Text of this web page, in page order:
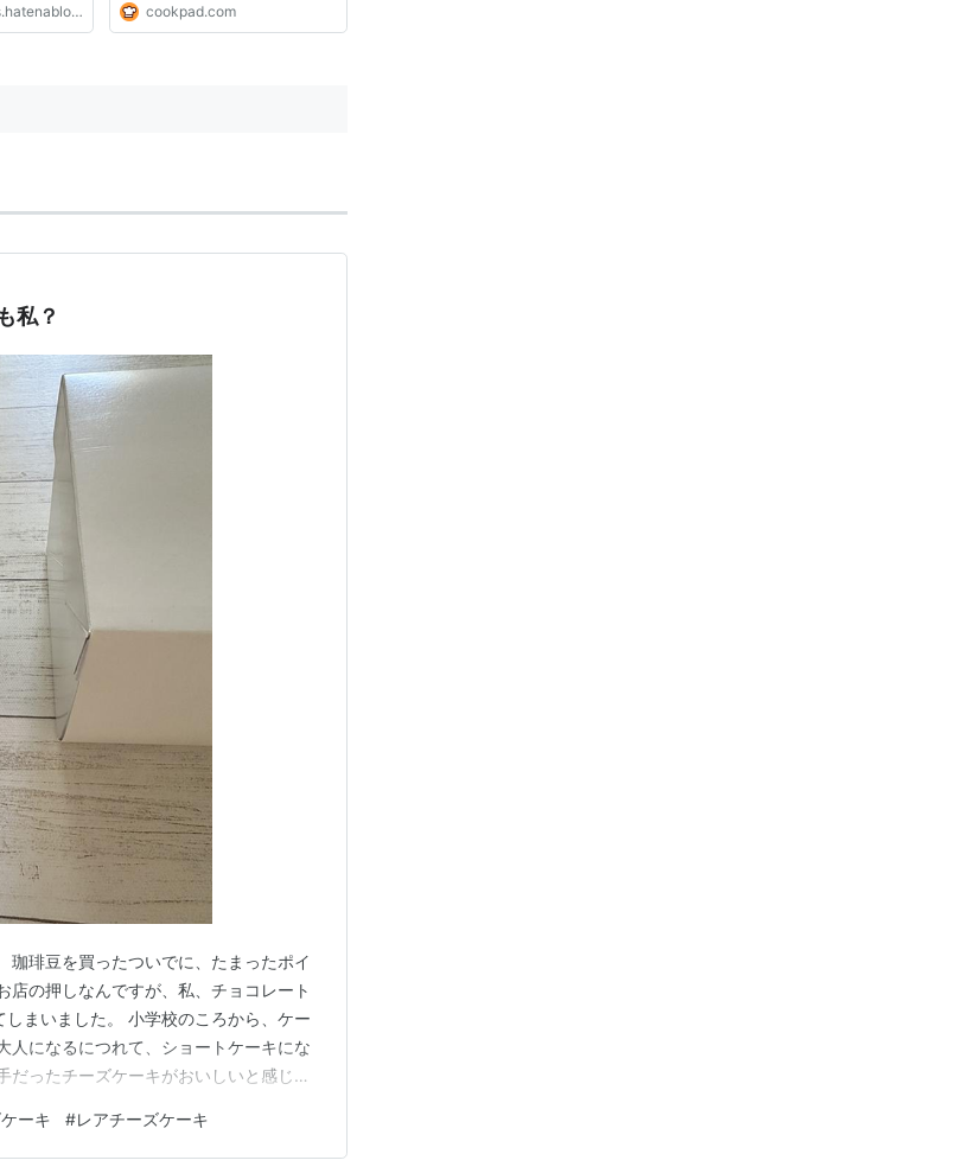
cookpad.com
私？
珈琲豆を買ったついでに、たまったポイ
店の押しなんですが、私、チョコレート
まいました。 小学校のころから、ケー
人になるにつれて、ショートケーキにな
だったチーズケーキがおいしいと感じた
ケーキ派なんですが、息子はチョコケー
結果として…
ーキ #レアチーズケーキ